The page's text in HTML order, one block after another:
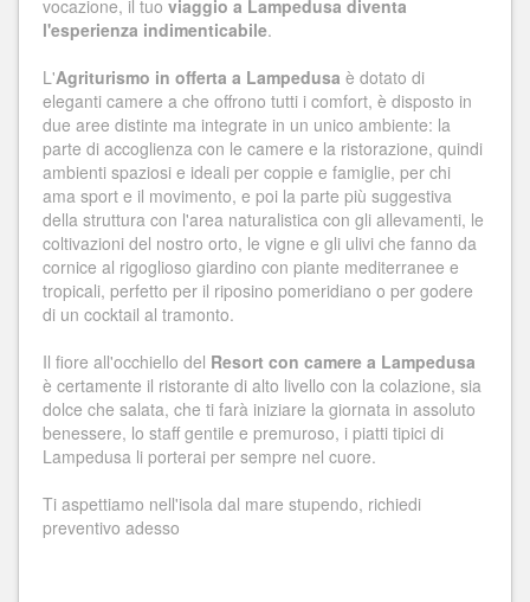
vocazione, il tuo viaggio a Lampedusa diventa
l'esperienza indimenticabile.
L'Agriturismo in offerta a Lampedusa è dotato di
eleganti camere a che offrono tutti i comfort, è disposto in
due aree distinte ma integrate in un unico ambiente: la
parte di accoglienza con le camere e la ristorazione, quindi
ambienti spaziosi e ideali per coppie e famiglie, per chi
ama sport e il movimento, e poi la parte più suggestiva
della struttura con l'area naturalistica con gli allevamenti, le
coltivazioni del nostro orto, le vigne e gli ulivi che fanno da
cornice al rigoglioso giardino con piante mediterranee e
tropicali, perfetto per il riposino pomeridiano o per godere
di un cocktail al tramonto.
Il fiore all'occhiello del Resort con camere a Lampedusa
è certamente il ristorante di alto livello con la colazione, sia
dolce che salata, che ti farà iniziare la giornata in assoluto
benessere, lo staff gentile e premuroso, i piatti tipici di
Lampedusa li porterai per sempre nel cuore.
Ti aspettiamo nell'isola dal mare stupendo, richiedi
preventivo adesso